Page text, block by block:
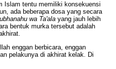
Islam tentu memiliki konsekuensi
ada beberapa dosa yang secara
wa Ta'ala yang jauh lebih
bentuk murka tersebut adalah
enggan berbicara, enggan
pelakunya di akhirat kelak. Di